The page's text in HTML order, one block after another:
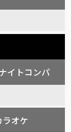
イトコンパ
ラオケ